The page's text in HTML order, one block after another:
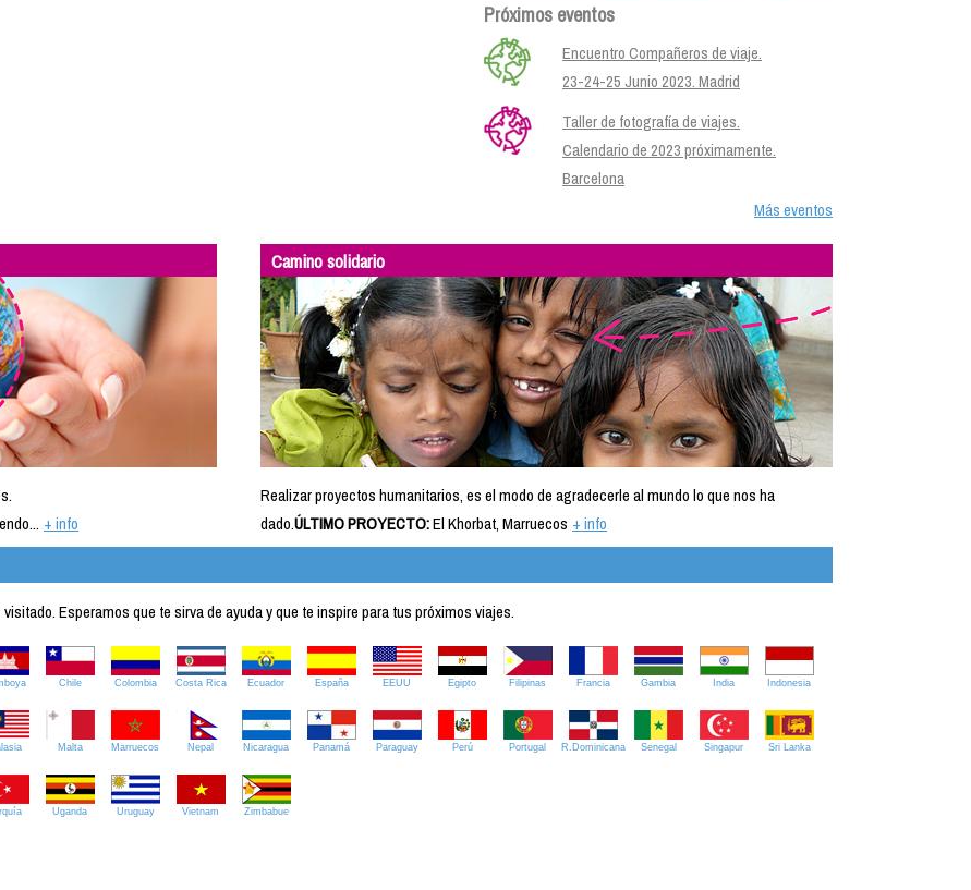
Próximos eventos
Encuentro Compañeros de viaje.
23-24-25 Junio 2023. Madrid
Taller de fotografía de viajes.
Calendario de 2023 próximamente.
Barcelona
Más eventos
+ info
Camino solidario
Realizar proyectos humanitarios, es el modo de agradecerle al mundo lo que nos ha
dado.ÚLTIMO PROYECTO:El Khorbat, Marruecos + info
Esperamos que te sirva de ayuda y que te inspire para tus próximos viajes.
Chile Colombia Costa Rica Ecuador España EEUU Egipto Filipinas Francia Gambia India Indonesia
Malta Marruecos Nepal Nicaragua Panamá Paraguay Perú Portugal R.Dominicana Senegal Singapur Sri Lanka
Uganda Uruguay Vietnam Zimbabue